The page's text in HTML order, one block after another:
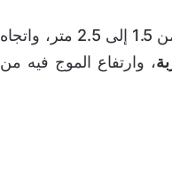
، وارتفاع الموج فيه من 1.5 إلى 2.5 متر، واتجاه
، وارتفاع الموج فيه من